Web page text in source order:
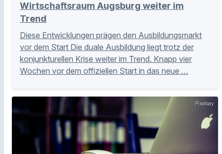
Wirtschaftsraum Augsburg weiter im
Trend
Diese Entwicklungen prägen den Ausbildungsmarkt
vor dem Start Die duale Ausbildung liegt trotz der
konjunkturellen Krise weiter im Trend. Knapp vier
Wochen vor dem offiziellen Start in das neue …
Pixabay